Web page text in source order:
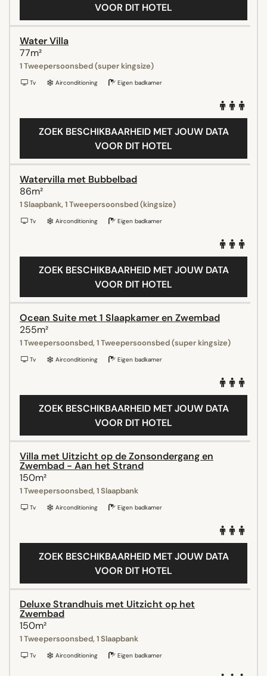
VOOR DIT HOTEL
Water Villa
77m²
1 Tweepersoonsbed (super kingsize)
Tv Airconditioning Eigen badkamer
ZOEK BESCHIKBAARHEID MET JOUW DATA
VOOR DIT HOTEL
Watervilla met Bubbelbad
86m²
1 Slaapbank, 1 Tweepersoonsbed (kingsize)
Tv Airconditioning Eigen badkamer
ZOEK BESCHIKBAARHEID MET JOUW DATA
VOOR DIT HOTEL
Ocean Suite met 1 Slaapkamer en Zwembad
255m²
1 Tweepersoonsbed, 1 Tweepersoonsbed (super kingsize)
Tv Airconditioning Eigen badkamer
ZOEK BESCHIKBAARHEID MET JOUW DATA
VOOR DIT HOTEL
Villa met Uitzicht op de Zonsondergang en
Zwembad - Aan het Strand
150m²
1 Tweepersoonsbed, 1 Slaapbank
Tv Airconditioning Eigen badkamer
ZOEK BESCHIKBAARHEID MET JOUW DATA
VOOR DIT HOTEL
Deluxe Strandhuis met Uitzicht op het
Zwembad
150m²
1 Tweepersoonsbed, 1 Slaapbank
Tv Airconditioning Eigen badkamer